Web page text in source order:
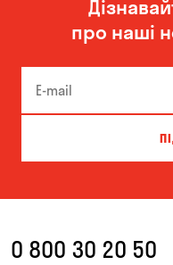
про наші
0 800 30 20 50